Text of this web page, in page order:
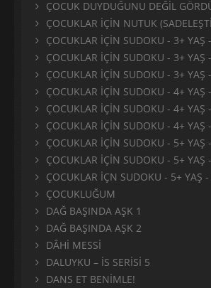
ÇOCUK DUYDUĞUNU DEĞİL
ÇOCUKLAR İÇİN NUTUK
ÇOCUKLAR İÇİN SUDOKU - 3+ YAŞ
ÇOCUKLAR İÇİN SUDOKU - 3+ YAŞ
ÇOCUKLAR İÇİN SUDOKU - 3+ YAŞ
ÇOCUKLAR İÇİN SUDOKU - 4+ YAŞ
ÇOCUKLAR İÇİN SUDOKU - 4+ YAŞ
ÇOCUKLAR İÇİN SUDOKU - 4+ YAŞ
ÇOCUKLAR İÇİN SUDOKU - 5+ YAŞ
ÇOCUKLAR İÇİN SUDOKU - 5+ YAŞ
ÇOCUKLAR İÇN SUDOKU - 5+ YAŞ
ÇOCUKLUĞUM
DAĞ BAŞINDA AŞK 1
DAĞ BAŞINDA AŞK 2
DÂHİ MESSİ
DALUYKU – İS SERİSİ 5
DANS ET BENİMLE!